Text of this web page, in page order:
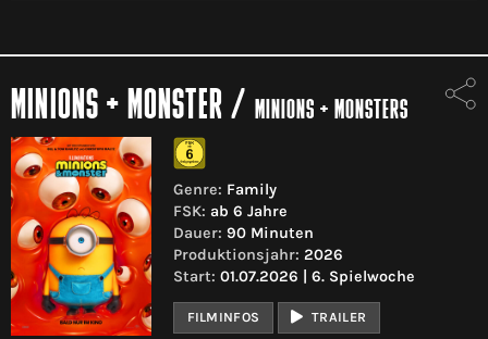
MINIONS + MONSTER / MINIONS + MONSTERS
Genre: Family
FSK: ab 6 Jahre
Dauer: 90 Minuten
Produktionsjahr: 2026
Start: 01.07.2026 | 6. Spielwoche
FILMINFOS TRAILER